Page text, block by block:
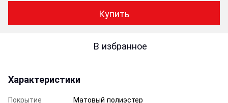
Купить
В избранное
Характеристики
Покрытие
Матовый полиэстер